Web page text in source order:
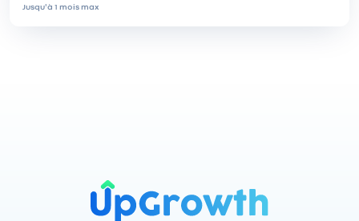
Jusqu'à 1 mois max